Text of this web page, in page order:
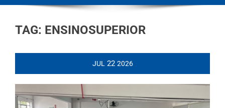
TAG: ENSINOSUPERIOR
JUL 22 2026